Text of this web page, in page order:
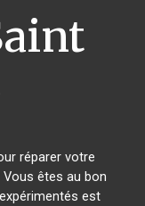
réparer votre
êtes au bon
est